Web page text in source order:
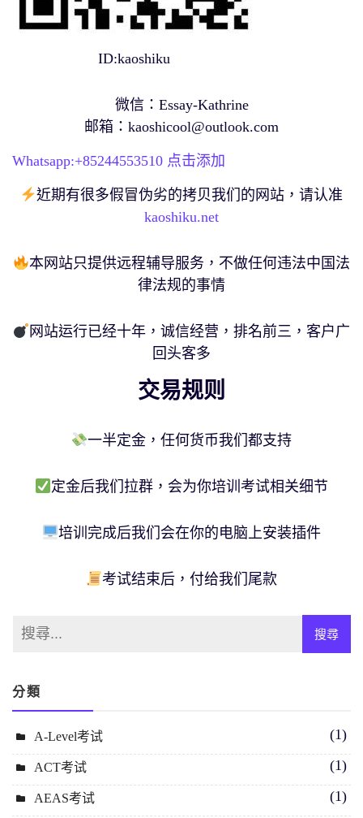
ID:kaoshiku
微信：Essay-Kathrine
邮箱： kaoshicool@outlook.com
Whatsapp:+85244553510 点击添加
近期有很多假冒伪劣的拷贝我们的网站，请认准
kaoshiku.net
本网站只提供远程辅导服务，不做任何违法中国法
律法规的事情
网站运行已经十年，诚信经营，排名前三，客户广
回头客多
交易规则
一半定金，任何货币我们都支持
定金后我们拉群，会为你培训考试相关细节
培训完成后我们会在你的电脑上安装插件
考试结束后，付给我们尾款
分類
A-Level考试 (1)
ACT考试 (1)
AEAS考试 (1)